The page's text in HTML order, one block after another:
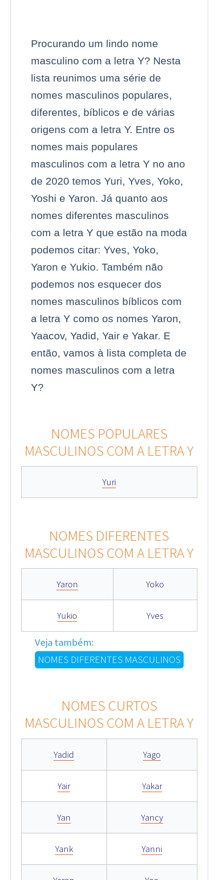
Procurando um lindo nome
masculino com a letra Y? Nesta
lista reunimos uma série de
nomes masculinos populares,
diferentes, bíblicos e de várias
origens com a letra Y. Entre os
nomes mais populares
masculinos com a letra Y no ano
de 2020 temos Yuri, Yves, Yoko,
Yoshi e Yaron. Já quanto aos
nomes diferentes masculinos
com a letra Y que estão na moda
podemos citar: Yves, Yoko,
Yaron e Yukio. Também não
podemos nos esquecer dos
nomes masculinos bíblicos com
a letra Y como os nomes Yaron,
Yaacov, Yadid, Yair e Yakar. E
então, vamos à lista completa de
nomes masculinos com a letra
Y?
NOMES POPULARES
MASCULINOS COM A LETRA Y
Yuri
NOMES DIFERENTES
MASCULINOS COM A LETRA Y
Yaron Yoko
Yukio Yves
Veja também:
NOMES DIFERENTES MASCULINOS
NOMES CURTOS
MASCULINOS COM A LETRA Y
Yadid Yago
Yair Yakar
Yan Yancy
Yank Yanni